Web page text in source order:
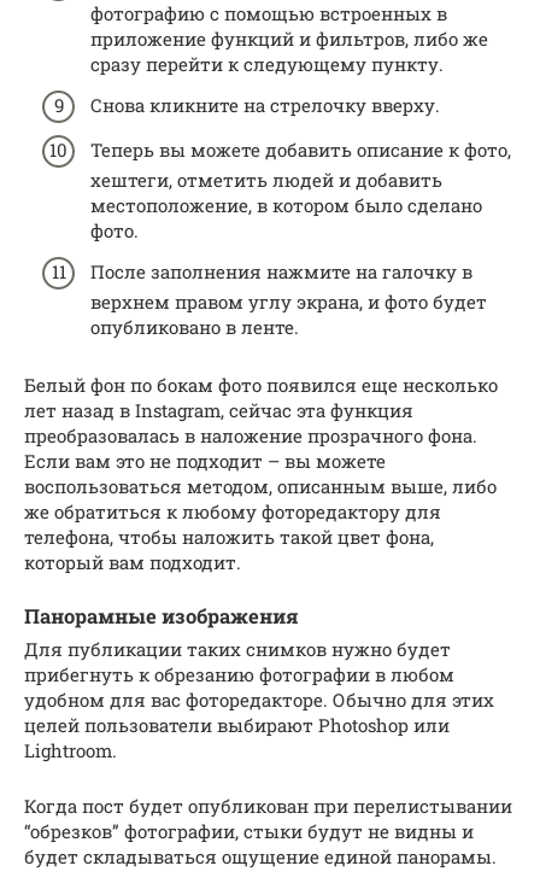
фотографию с помощью встроенных в
приложение функций и фильтров, либо же
сразу перейти к следующему пункту.
Снова кликните на стрелочку вверху.
Теперь вы можете добавить описание к фото,
хештеги, отметить людей и добавить
местоположение, в котором было сделано
фото.
После заполнения нажмите на галочку в
верхнем правом углу экрана, и фото будет
опубликовано в ленте.
Белый фон по бокам фото появился еще несколько
лет назад в Instagram, сейчас эта функция
преобразовалась в наложение прозрачного фона.
Если вам это не подходит – вы можете
воспользоваться методом, описанным выше, либо
же обратиться к любому фоторедактору для
телефона, чтобы наложить такой цвет фона,
который вам подходит.
Панорамные изображения
Для публикации таких снимков нужно будет
прибегнуть к обрезанию фотографии в любом
удобном для вас фоторедакторе. Обычно для этих
целей пользователи выбирают Photoshop или
Lightroom.
Когда пост будет опубликован при перелистывании
“обрезков” фотографии, стыки будут не видны и
будет складываться ощущение единой панорамы.